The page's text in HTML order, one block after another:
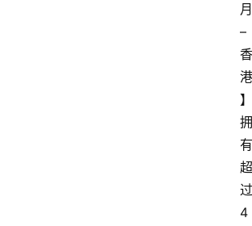
月
–
香
港
】
拥
有
超
过
4